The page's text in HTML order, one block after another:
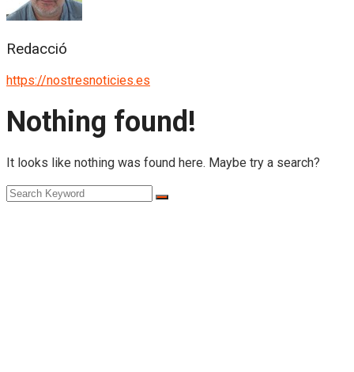
Redacció
https://nostresnoticies.es
Nothing found!
It looks like nothing was found here. Maybe try a search?